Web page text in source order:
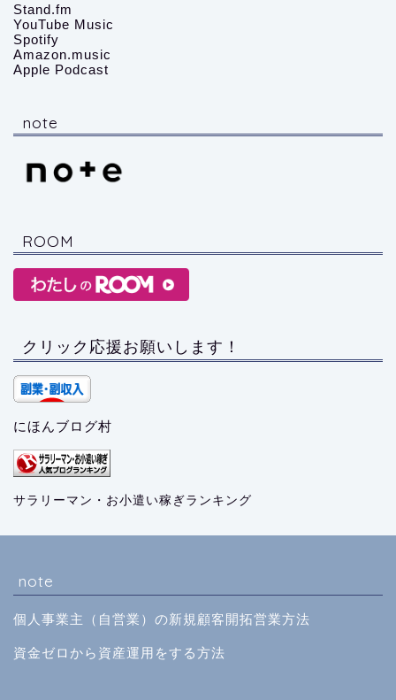
Stand.fm
YouTube Music
Spotify
Amazon.music
Apple Podcast
note
ROOM
クリック応援お願いします！
にほんブログ村
サラリーマン・お小遣い稼ぎランキング
note
個人事業主（自営業）の新規顧客開拓営業方法
資金ゼロから資産運用をする方法